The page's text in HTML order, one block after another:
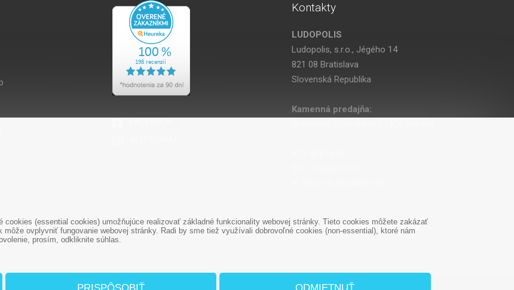
Kontakty
LUDOPOLIS
Ludopolis, s.r.o., Jégého 14
821 08 Bratislava
Slovenská Republika
Kamenná predajňa:
188 211 +421 908 666 767 ludopolis@ludopolis.sk
cookies (essential cookies) umožňujúce realizovať základné funkcionality webovej stránky. Tieto cookies môžete zakázať
ovplyvniť fungovanie webovej stránky. Radi by sme tiež využívali dobrovoľné cookies (non-essential), ktoré nám
prosím, odkliknite súhlas.